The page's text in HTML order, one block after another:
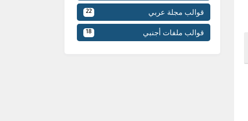
قوالب مجلة عربي 22
قوالب ملفات أجنبي 18